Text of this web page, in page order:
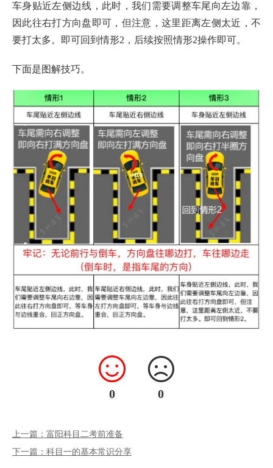
车身贴近左侧边线，此时，我们需要调整车尾向左边靠，
因此往右打方向盘即可，但注意，这里距离左侧太近，不
要打太多。即可回到情形2，后续按照情形2操作即可。
下面是图解技巧。
0 0
上一篇：富阳科目二考前准备
下一篇：科目一的基本常识分享